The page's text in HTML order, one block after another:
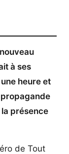
à ses
heure et
la présence
de Tout